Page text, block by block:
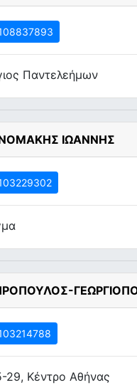
Παντελεήμων
ΙΩΑΝΝΗΣ
29, Κέντρο Αθήνας